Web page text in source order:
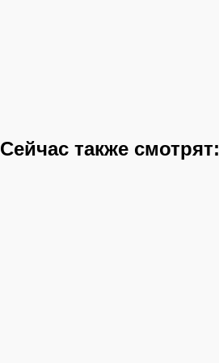
Сейчас также смотрят: